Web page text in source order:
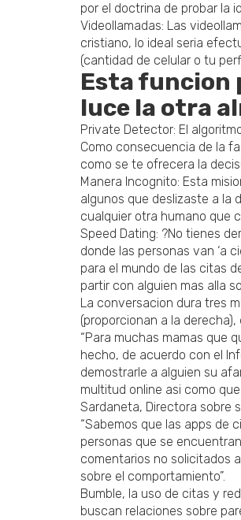
por el doctrina de probar la
Videollamadas: Las
cristiano, lo ideal seri­a
(cantidad de celular o tu
Esta funcion
luce la otra
Private Detector: El
Como consecuencia de la
como se te ofrecera la
Manera Incognito: Esta
algunos que deslizaste a la
cualquier otra humano que
Speed Dating: ?No tienes
donde las personas van ‘a
para el mundo de las citas
partir con alguien mas alla
La conversacion dura tres
(proporcionan a la
“Para muchas mamas que
hecho, de acuerdo con el
demostrarle a alguien su
multitud online asi­ como
Sardaneta, Directora sobre
“Sabemos que las apps de
personas que se
comentarios no solicitados
sobre el comportamiento”.
Bumble, la uso de citas y
buscan relaciones sobre